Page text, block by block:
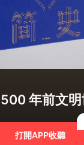
年前文
打開APP收聽